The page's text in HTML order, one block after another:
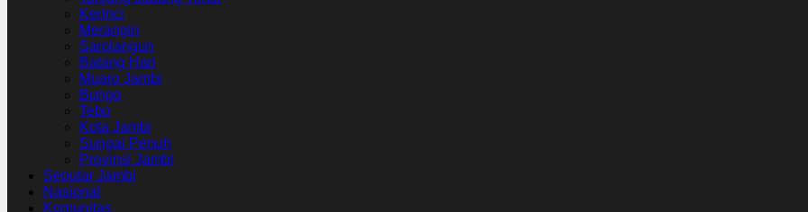
Kerinci
Merangin
Sarolangun
Batang Hari
Muaro Jambi
Bungo
Tebo
Kota Jambi
Sungai Penuh
Provinsi Jambi
Seputar Jambi
Nasional
Komunitas